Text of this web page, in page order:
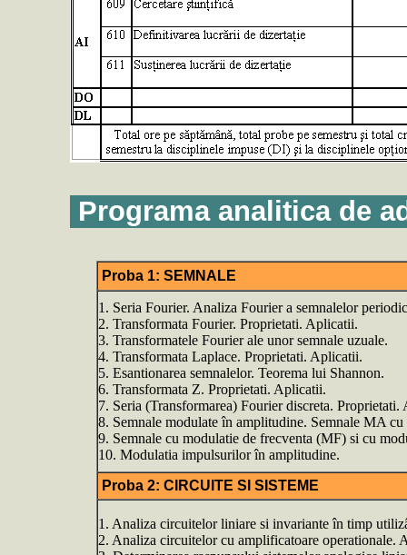
Programa analitica de
Proba 1: SEMNALE
1. Seria Fourier. Analiza Fourier a semnalelor
2. Transformata Fourier. Proprietati. Aplicatii.
3. Transformatele Fourier ale unor semnale uzuale.
4. Transformata Laplace. Proprietati. Aplicatii.
5. Esantionarea semnalelor. Teorema lui Shannon.
6. Transformata Z. Proprietati. Aplicatii.
7. Seria (Transformarea) Fourier discreta. Proprietati.
8. Semnale modulate în amplitudine. Semnale MA
9. Semnale cu modulatie de frecventa (MF) si cu
10. Modulatia impulsurilor în amplitudine.
Proba 2: CIRCUITE SI SISTEME
1. Analiza circuitelor liniare si invariante în timp
2. Analiza circuitelor cu amplificatoare operationale.